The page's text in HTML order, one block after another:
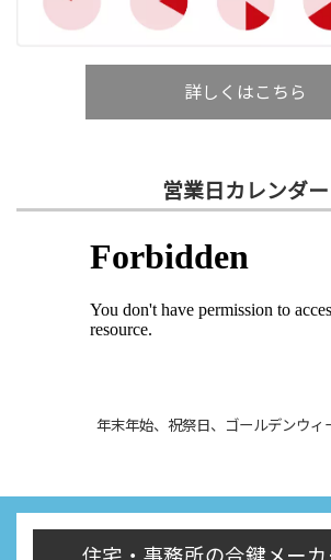
詳しくはこちら
営業日カレンダー
年末年始、祝祭日、ゴールデンウィ